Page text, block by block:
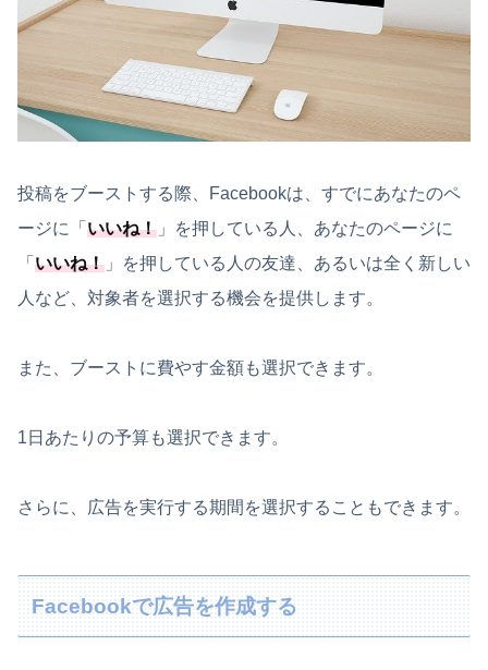
投稿をブーストする際、Facebookは、すでにあなたのペ
ージに「 いいね！ 」を押している人、あなたのページに
「 いいね！ 」を押している人の友達、あるいは全く新しい
人など、対象者を選択する機会を提供します。
また、ブーストに費やす金額も選択できます。
1日あたりの予算も選択できます。
さらに、広告を実行する期間を選択することもできます。
Facebookで広告を作成する